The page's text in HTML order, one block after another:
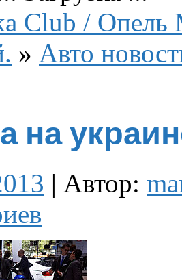
Club / Опель
» Авто
на
| Автор: